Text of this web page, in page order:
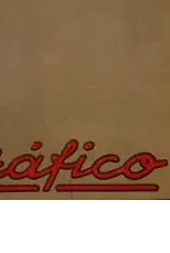
RECETAS